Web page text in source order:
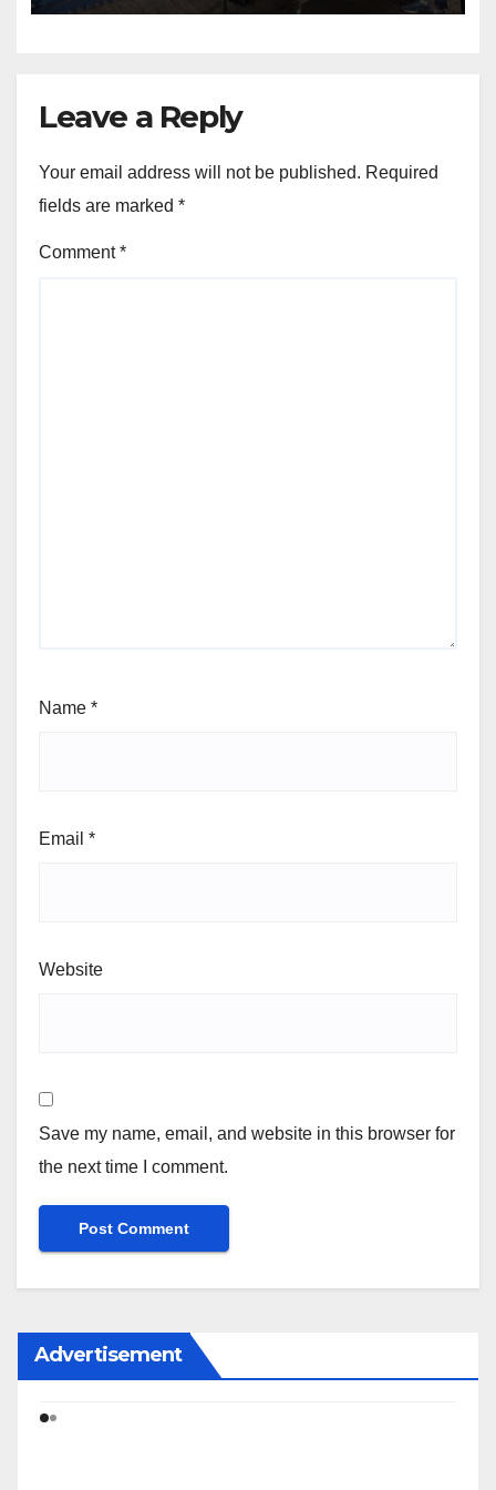
Leave a Reply
Your email address will not be published. Required
fields are marked *
Comment*
Name *
Email *
Website
Save my name, email, and website in this browser for
the next time I comment.
Advertisement